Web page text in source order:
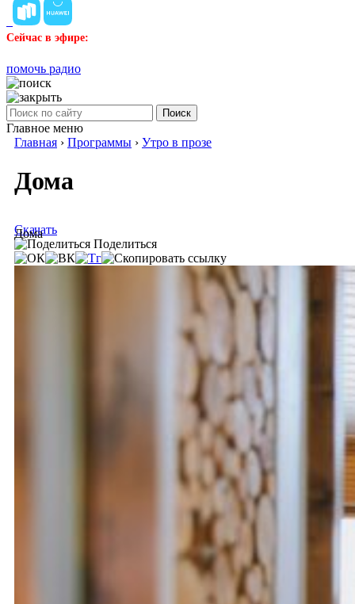
Сейчас в эфире:
помочь радио
Поиск
Главное меню
Главная › Программы › Утро в прозе
Дома
Дома
Скачать
Поделиться